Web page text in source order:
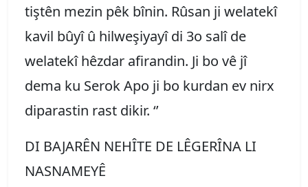
tiştên mezin pêk bînin. Rûsan ji welatekî
kavil bûyî û hilweşiyayî di 3o salî de
welatekî hêzdar afirandin. Ji bo vê jî
dema ku Serok Apo ji bo kurdan ev nirx
diparastin rast dikir. ‘’
DI BAJARÊN NEHÎTE DE LÊGERÎNA LI
NASNAMEYÊ